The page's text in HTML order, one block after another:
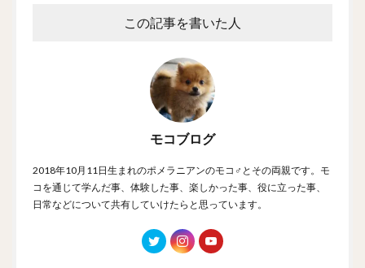
この記事を書いた人
モコブログ
2018年10月11日生まれのポメラニアンのモコ♂とその両親です。モ
コを通じて学んだ事、体験した事、楽しかった事、役に立った事、
日常などについて共有していけたらと思っています。